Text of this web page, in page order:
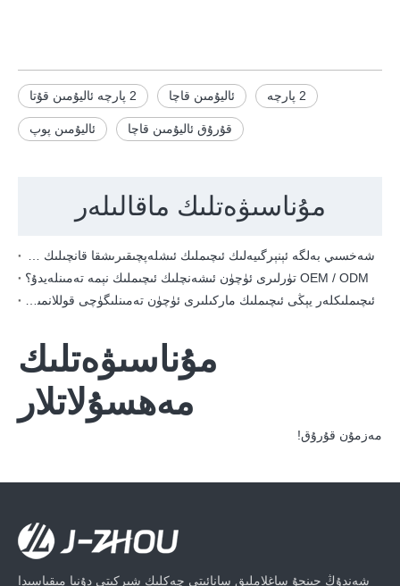
2 پارچە ئاليۇمىن قۇتا ئاليۇمىن قاچا 2 پارچە
ئاليۇمىن پوپ قۇرۇق ئاليۇمىن قاچا
مۇناسىۋەتلىك ماقالىلەر
OEM / ODM تۈرلىرى ئۈچۈن ئىشەنچلىك ئىچىملىك ​​نېمە تەمىنلەيدۇ؟
مۇناسىۋەتلىك
مەھسۇلاتلار
مەزمۇن قۇرۇق!
شەندۇڭ جىنجۇ ساغلاملىق سانائىتى چەكلىك شىركىتى دۇنيا مىقياسىدا